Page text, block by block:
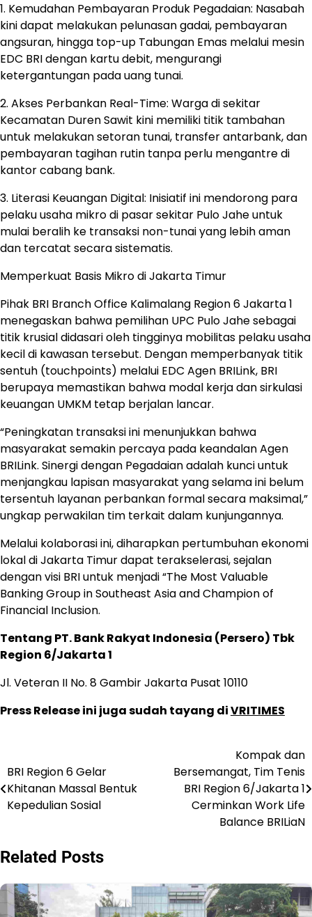
1. Kemudahan Pembayaran Produk Pegadaian: Nasabah
kini dapat melakukan pelunasan gadai, pembayaran
angsuran, hingga top-up Tabungan Emas melalui mesin
EDC BRI dengan kartu debit, mengurangi
ketergantungan pada uang tunai.
2. Akses Perbankan Real-Time: Warga di sekitar
Kecamatan Duren Sawit kini memiliki titik tambahan
untuk melakukan setoran tunai, transfer antarbank, dan
pembayaran tagihan rutin tanpa perlu mengantre di
kantor cabang bank.
3. Literasi Keuangan Digital: Inisiatif ini mendorong para
pelaku usaha mikro di pasar sekitar Pulo Jahe untuk
mulai beralih ke transaksi non-tunai yang lebih aman
dan tercatat secara sistematis.
Memperkuat Basis Mikro di Jakarta Timur
Pihak BRI Branch Office Kalimalang Region 6 Jakarta 1
menegaskan bahwa pemilihan UPC Pulo Jahe sebagai
titik krusial didasari oleh tingginya mobilitas pelaku usaha
kecil di kawasan tersebut. Dengan memperbanyak titik
sentuh (touchpoints) melalui EDC Agen BRILink, BRI
berupaya memastikan bahwa modal kerja dan sirkulasi
keuangan UMKM tetap berjalan lancar.
“Peningkatan transaksi ini menunjukkan bahwa
masyarakat semakin percaya pada keandalan Agen
BRILink. Sinergi dengan Pegadaian adalah kunci untuk
menjangkau lapisan masyarakat yang selama ini belum
tersentuh layanan perbankan formal secara maksimal,”
ungkap perwakilan tim terkait dalam kunjungannya.
Melalui kolaborasi ini, diharapkan pertumbuhan ekonomi
lokal di Jakarta Timur dapat terakselerasi, sejalan
dengan visi BRI untuk menjadi “The Most Valuable
Banking Group in Southeast Asia and Champion of
Financial Inclusion.
Tentang PT. Bank Rakyat Indonesia (Persero) Tbk
Region 6/Jakarta 1
Jl. Veteran II No. 8 Gambir Jakarta Pusat 10110
Press Release ini juga sudah tayang diVRITIMES
navigation
BRI Region 6 Gelar
Khitanan Massal Bentuk
Kepedulian Sosial
Kompak dan
Bersemangat, Tim Tenis
BRI Region 6/Jakarta 1
Cerminkan Work Life
Balance BRILiaN
Related Posts